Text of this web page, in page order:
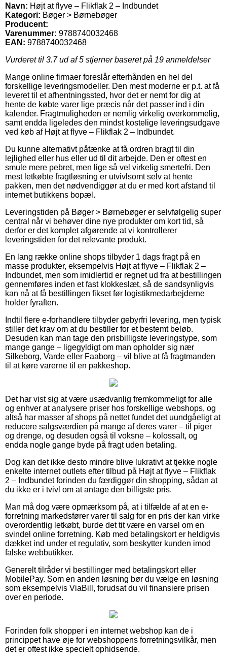
Navn: Højt at flyve – Flikflak 2 – Indbundet
Kategori: Bøger > Børnebøger
Producent:
Varenummer: 9788740032468
EAN: 9788740032468
Vurderet til 3.7ud af 5 stjerner baseret på 19 anmeldelser
Mange online firmaer foreslår efterhånden en hel del
forskellige leveringsmodeller. Den mest moderne er p.t. at få
leveret til et afhentningssted, hvor det er nemt for dig at
hente de købte varer lige præcis når det passer ind i din
kalender. Fragtmuligheden er nemlig virkelig overkommelig,
samt endda ligeledes den mindst kostelige leveringsudgave
ved køb af Højt at flyve – Flikflak 2 – Indbundet.
Du kunne alternativt påtænke at få ordren bragt til din
lejlighed eller hus eller ud til dit arbejde. Den er oftest en
smule mere pebret, men lige så vel virkelig smertefri. Den
mest letkøbte fragtløsning er utvivlsomt selv at hente
pakken, men det nødvendiggør at du er med kort afstand til
internet butikkens bopæl.
Leveringstiden på Bøger > Børnebøger er selvfølgelig super
central når vi behøver dine nye produkter om kort tid, så
derfor er det komplet afgørende at vi kontrollerer
leveringstiden for det relevante produkt.
En lang række online shops tilbyder 1 dags fragt på en
masse produkter, eksempelvis Højt at flyve – Flikflak 2 –
Indbundet, men som imidlertid er regnet ud fra at bestillingen
gennemføres inden et fast klokkeslæt, så de sandsynligvis
kan nå at få bestillingen fikset før logistikmedarbejderne
holder fyraften.
Indtil flere e-forhandlere tilbyder gebyrfri levering, men typisk
stiller det krav om at du bestiller for et bestemt beløb.
Desuden kan man tage den prisbilligste leveringstype, som
mange gange – ligegyldigt om man opholder sig nær
Silkeborg, Varde eller Faaborg – vil blive at få fragtmanden
til at køre varerne til en pakkeshop.
Det har vist sig at være usædvanlig fremkommeligt for alle
og enhver at analysere priser hos forskellige webshops, og
altså har masser af shops på nettet fundet det uundgåeligt at
reducere salgsværdien på mange af deres varer – til piger
og drenge, og desuden også til voksne – kolossalt, og
endda nogle gange byde på fragt uden betaling.
Dog kan det ikke desto mindre blive lukrativt at tjekke nogle
enkelte internet outlets efter tilbud på Højt at flyve – Flikflak
2 – Indbundet forinden du færdiggør din shopping, sådan at
du ikke er i tvivl om at antage den billigste pris.
Man må dog være opmærksom på, at i tilfælde af at en e-
forretning markedsfører varer til salg for en pris der kan virke
overordentlig letkøbt, burde det tit være en varsel om en
svindel online forretning. Køb med betalingskort er heldigvis
dækket ind under et regulativ, som beskytter kunden imod
falske webbutikker.
Generelt tilråder vi bestillinger med betalingskort eller
MobilePay. Som en anden løsning bør du vælge en løsning
som eksempelvis ViaBill, forudsat du vil finansiere prisen
over en periode.
Forinden folk shopper i en internet webshop kan de i
princippet have øje for webshoppens forretningsvilkår, men
det er oftest ikke specielt ophidsende.